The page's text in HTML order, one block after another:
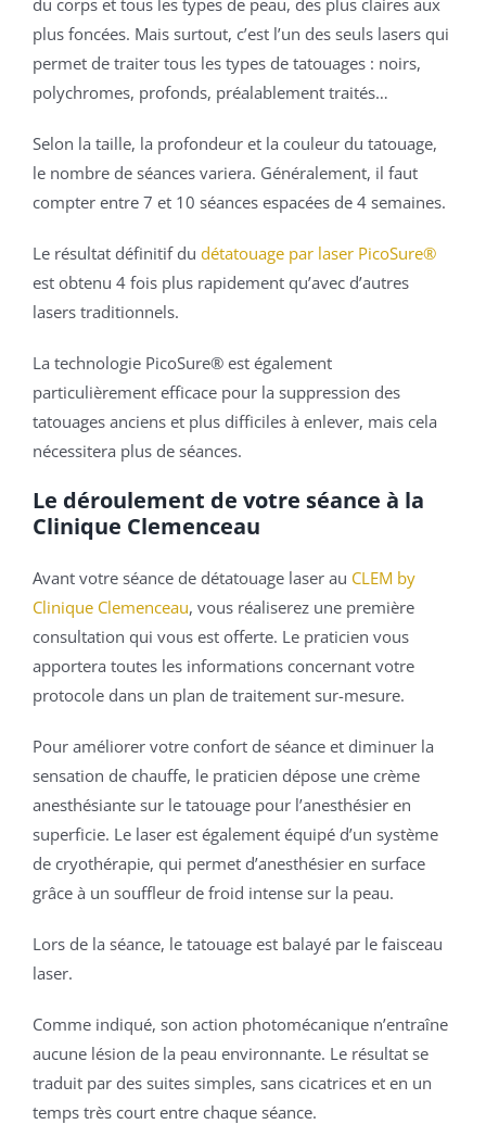
plus foncées. Mais surtout, c’est l’un des seuls lasers qui
permet de traiter tous les types de tatouages : noirs,
polychromes, profonds, préalablement traités…
Selon la taille, la profondeur et la couleur du tatouage,
le nombre de séances variera. Généralement, il faut
compter entre 7 et 10 séances espacées de 4 semaines.
Le résultat définitif du détatouage par laser PicoSure®
est obtenu 4 fois plus rapidement qu’avec d’autres
lasers traditionnels.
La technologie PicoSure® est également
particulièrement efficace pour la suppression des
tatouages anciens et plus difficiles à enlever, mais cela
nécessitera plus de séances.
Le déroulement de votre séance à la
Clinique Clemenceau
Avant votre séance de détatouage laser au CLEM by
Clinique Clemenceau, vous réaliserez une première
consultation qui vous est offerte. Le praticien vous
apportera toutes les informations concernant votre
protocole dans un plan de traitement sur-mesure.
Pour améliorer votre confort de séance et diminuer la
sensation de chauffe, le praticien dépose une crème
anesthésiante sur le tatouage pour l’anesthésier en
superficie. Le laser est également équipé d’un système
de cryothérapie, qui permet d’anesthésier en surface
grâce à un souffleur de froid intense sur la peau.
Lors de la séance, le tatouage est balayé par le faisceau
laser.
Comme indiqué, son action photomécanique n’entraîne
aucune lésion de la peau environnante. Le résultat se
traduit par des suites simples, sans cicatrices et en un
temps très court entre chaque séance.